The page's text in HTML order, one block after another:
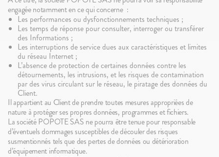
engagée notamment en ce qui concerne :
Les performances ou dysfonctionnements techniques ;
Les temps de réponse pour consulter, interroger ou transférer
des Informations ;
Les interruptions de service dues aux caractéristiques et limites
du réseau Internet ;
L’absence de protection de certaines données contre les
détournements, les intrusions, et les risques de contamination
par des virus circulant sur le réseau, le piratage des données du
Client.
Il appartient au Client de prendre toutes mesures appropriées de
nature à protéger ses propres données, programmes et fichiers.
La société POPOTE SAS ne pourra être tenue pour responsable
d’éventuels dommages susceptibles de découler des risques
susmentionnés tels que des pertes de données ou détérioration
d’équipement informatique.